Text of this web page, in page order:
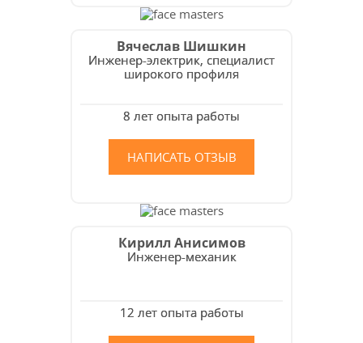
Вячеслав Шишкин
Инженер-электрик, специалист
широкого профиля
8 лет опыта работы
НАПИСАТЬ ОТЗЫВ
Кирилл Анисимов
Инженер-механик
12 лет опыта работы